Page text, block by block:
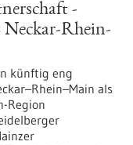
-
Neckar-Rhein-
künftig eng
als
Region